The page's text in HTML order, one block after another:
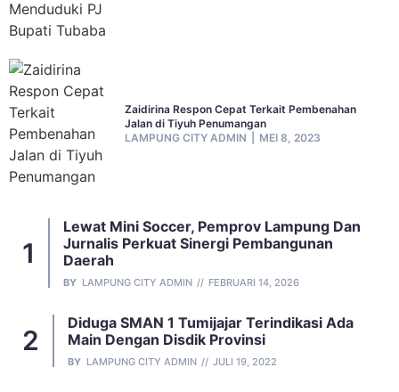
Zaidirina Respon Cepat Terkait Pembenahan
Jalan di Tiyuh Penumangan
LAMPUNG CITY ADMIN
MEI 8, 2023
Lewat Mini Soccer, Pemprov Lampung Dan
Jurnalis Perkuat Sinergi Pembangunan
Daerah
BY LAMPUNG CITY ADMIN FEBRUARI 14, 2026
Diduga SMAN 1 Tumijajar Terindikasi Ada
Main Dengan Disdik Provinsi
BY LAMPUNG CITY ADMIN JULI 19, 2022